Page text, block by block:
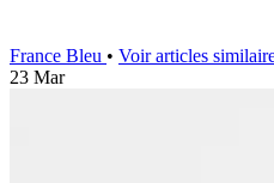
France Bleu • Voir articles
23 Mar